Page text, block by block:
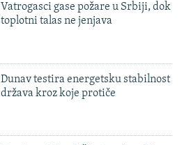
Vatrogasci gase požare u Srbiji, dok
toplotni talas ne jenjava
Dunav testira energetsku stabilnost
država kroz koje protiče